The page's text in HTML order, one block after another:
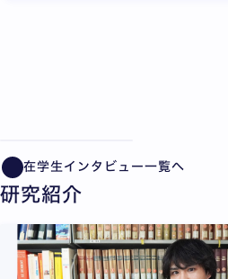
在学生インタビュー一覧へ
研究紹介